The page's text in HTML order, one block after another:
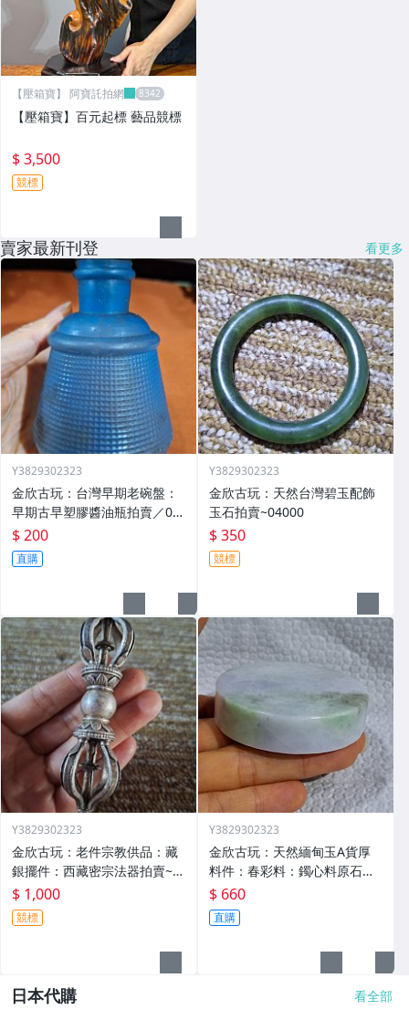
【壓箱寶】 阿寶託拍網
【壓箱寶】百元起標 藝品競標
$ 3,500
競標
賣家最新刊登 看更多
Y3829302323
金欣古玩：台灣早期老碗盤：
早期古早塑膠醬油瓶拍賣／02
947
$ 200
直購
Y3829302323
金欣古玩：天然台灣碧玉配飾
玉石拍賣~04000
$ 350
競標
Y3829302323
金欣古玩：老件宗教供品：藏
銀擺件：西藏密宗法器拍賣~0
4000
$ 1,000
競標
Y3829302323
金欣古玩：天然緬甸玉A貨厚
料件：春彩料：鐲心料原石翡
翠手把玩件紙証用品玉石拍賣
／02850
$ 660
直購
日本代購 看全部